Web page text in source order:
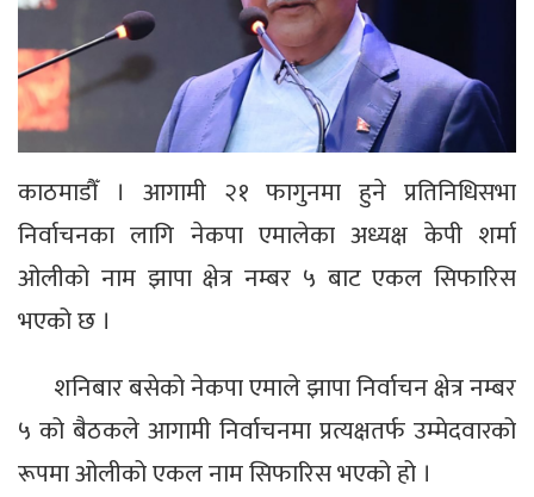
काठमाडौँ । आगामी २१ फागुनमा हुने प्रतिनिधिसभा
निर्वाचनका लागि नेकपा एमालेका अध्यक्ष केपी शर्मा
ओलीको नाम झापा क्षेत्र नम्बर ५ बाट एकल सिफारिस
भएको छ ।
शनिबार बसेको नेकपा एमाले झापा निर्वाचन क्षेत्र नम्बर
५ को बैठकले आगामी निर्वाचनमा प्रत्यक्षतर्फ उम्मेदवारको
रूपमा ओलीको एकल नाम सिफारिस भएको हो ।